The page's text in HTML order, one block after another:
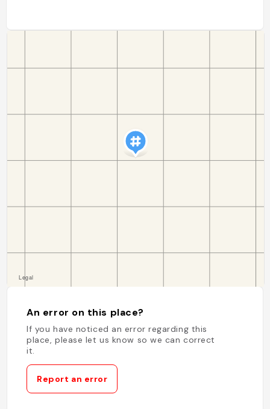
An error on this place?
If you have noticed an error regarding this
place, please let us know so we can correct
it.
Report an error